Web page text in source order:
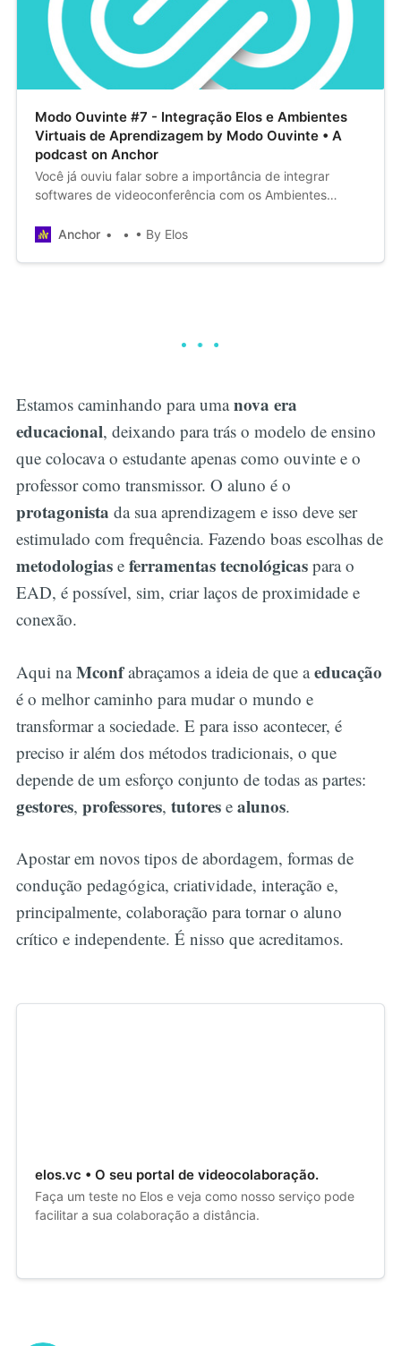
Modo Ouvinte #7 - Integração Elos e Ambientes
Virtuais de Aprendizagem by Modo Ouvinte • A
podcast on Anchor
Você já ouviu falar sobre a importância de integrar
softwares de videoconferência com os Ambientes
contar mais sobre isso, conversamos com o CEO da
Anchor • By Elos
Estamos caminhando para umanova era
educacional, deixando para trás o modelo de ensino
que colocava o estudante apenas como ouvinte e o
professor como transmissor. O aluno é o
protagonista da sua aprendizagem e isso deve ser
estimulado com frequência. Fazendo boas escolhas de
metodologiase ferramentas tecnológicaspara o
EAD, é possível, sim, criar laços de proximidade e
conexão.
Aqui naMconfabraçamos a ideia de que aeducação
é o melhor caminho para mudar o mundo e
transformar a sociedade. E para isso acontecer, é
preciso ir além dos métodos tradicionais, o que
depende de um esforço conjunto de todas as partes:
gestores, professores, tutorese alunos.
Apostar em novos tipos de abordagem, formas de
condução pedagógica, criatividade, interação e,
principalmente, colaboração para tornar o aluno
crítico e independente. É nisso que acreditamos.
elos.vc • O seu portal de videocolaboração.
Faça um teste no Elos e veja como nosso serviço pode
facilitar a sua colaboração a distância.